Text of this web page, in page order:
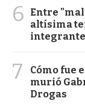
6
Entre
altísima
7
Cómo fue
murió
Drogas